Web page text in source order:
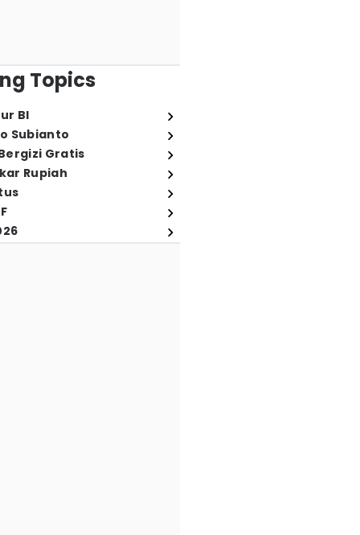
Topics
BI
Subianto
Gratis
Rupiah